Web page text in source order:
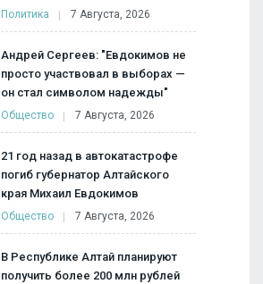
Политика 7 Августа, 2026
Андрей Сергеев: "Евдокимов не
просто участвовал в выборах —
он стал символом надежды"
Общество 7 Августа, 2026
21 год назад в автокатастрофе
погиб губернатор Алтайского
края Михаил Евдокимов
Общество 7 Августа, 2026
В Республике Алтай планируют
получить более 200 млн рублей